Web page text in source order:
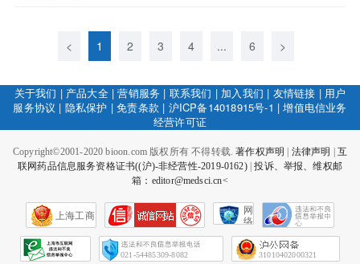
< 1 2 3 4 ... 6 >
关于我们 | 产品大全|营销服务 | 联系我们 | 加入我们 | 友情链接 | 用户
服务协议 | 隐私保护 |免责条款 | 沪ICP备14018915号-1 |增值电信业务
经营许可证
Copyright©2001-2020 bioon.com 版权所有 不得转载.著作权声明 法律声明
互
联网药品信息服务资格证书((沪)-非经营性-2019-0162)|投诉、举报、维权邮
箱：editor@medsci.cn<
上海工商
网
络
会
征
021-54485309-8082 31010402000321